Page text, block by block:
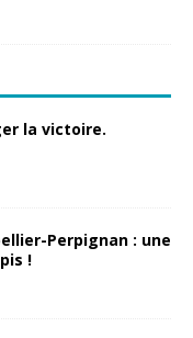
la victoire.
Perpignan : une
!